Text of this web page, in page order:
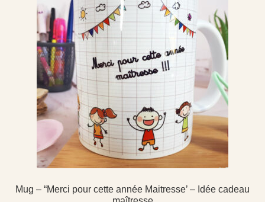
Mug – “Merci pour cette année Maitresse’ – Idée cadeau